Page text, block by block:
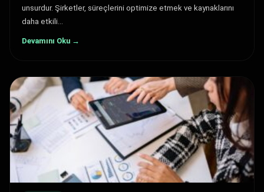
unsurdur. Şirketler, süreçlerini optimize etmek ve kaynaklarını
daha etkili…
Devamını Oku →